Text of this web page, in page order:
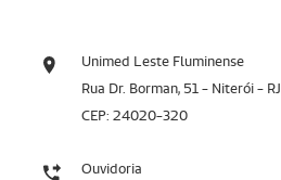
Unimed Leste Fluminense
Rua Dr. Borman, 51 - Niterói - RJ
CEP: 24020-320
Ouvidoria